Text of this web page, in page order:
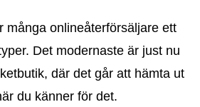
många onlineåterförsäljare ett
Det modernaste är just nu
där det går att hämta ut
du känner för det.